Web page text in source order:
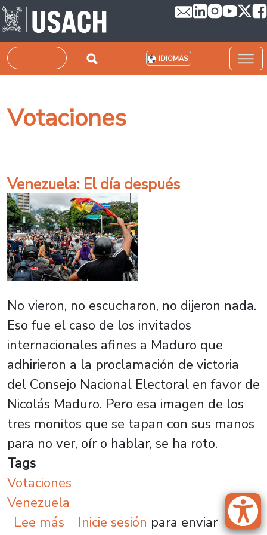
Pasar al contenido principal
Buscar IDIOMAS
Votaciones
Venezuela: El día después
No vieron, no escucharon, no dijeron nada.
Eso fue el caso de los invitados
internacionales afines a Maduro que
adhirieron a la proclamación de victoria
del Consejo Nacional Electoral en favor de
Nicolás Maduro. Pero esa imagen de los
tres monitos que se tapan con sus manos
para no ver, oír o hablar, se ha roto.
Tags
Votaciones
Venezuela
Lee más sobre Venezuela: El día después
Inicie sesión para enviar